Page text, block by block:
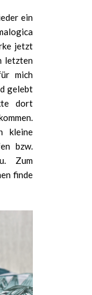
ein
jetzt
letzten
mich
gelebt
dort
kleine
bzw.
Zum
finde